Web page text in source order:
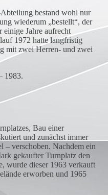
bestand wohl nur
wiederum „bestellt“, der
einige Jahre aufrecht
1972 hatte langfristig
mit zwei Herren- und zwei
1983.
Bau einer
und zunächst immer
– verschoben. Nachdem ein
gekaufter Turnplatz den
wurde dieser 1963 verkauft
erworben und 1965